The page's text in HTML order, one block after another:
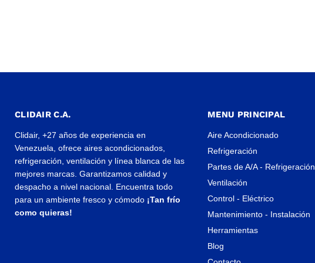
CLIDAIR C.A.
Clidair, +27 años de experiencia en
Venezuela, ofrece aires acondicionados,
refrigeración, ventilación y línea blanca de las
mejores marcas. Garantizamos calidad y
despacho a nivel nacional. Encuentra todo
para un ambiente fresco y cómodo ¡Tan frío
como quieras!
MENU PRINCIPAL
Aire Acondicionado
Refrigeración
Partes de A/A - Refrigeración
Ventilación
Control - Eléctrico
Mantenimiento - Instalación
Herramientas
Blog